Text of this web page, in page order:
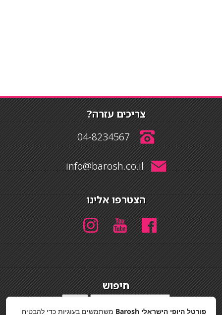
צריכים עזרה?
04-8234567
info@barosh.co.il
הצטרפו אלינו
חיפוש
פורטל היופי הישראלי Barosh משתמשים בעוגיות כדי להבטיח